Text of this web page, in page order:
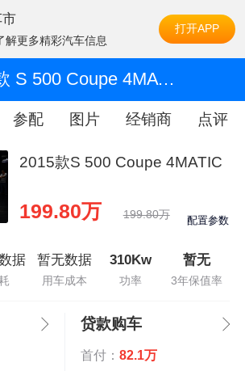
解更多精彩汽车信息
打开APP
2015款 S 500 Coupe 4MATIC
参配 图片 经销商 点评
2015款S 500 Coupe 4MATIC
199.80万 199.80万 配置参数
据 暂无数据
用车成本
310Kw
功率
暂无
3年保值率
贷款购车
首付： 82.1万